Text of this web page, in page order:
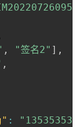
, "签名2" ] ,
,
: